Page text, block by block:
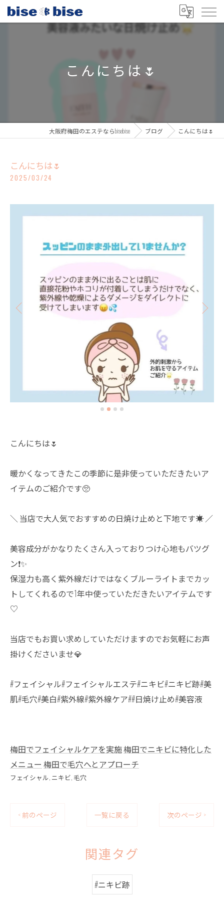
こんにちは🌷
大阪府梅田のエステならbisebise ブログ こんにちは🌷
こんにちは🌷
2025/03/24
こんにちは🌷
暖かくなってきたこの季節に是非使っていただきたいア
イテムのご紹介です🥺
＼ 当店で大人気でおすすめの日焼け止めと下地です☀️ ／
美容成分がかなりたくさん入っておりつけ心地もバツグ
ン❗️✨
保湿力も高く紫外線だけではなくブルーライトまでカッ
トしてくれるので1年中使っていただきたいアイテムです
♡
当店でもお買い求めしていただけますのでお気軽にお声
掛けくださいませ💎
#フェイシャル#フェイシャルエステ#ニキビ#ニキビ跡#美
肌#毛穴#美白#紫外線#紫外線ケア##日焼け止め#美容液
梅田でフェイシャルケアを実施梅田でニキビに特化した
メニュー 梅田で毛穴へとアプローチ
フェイシャル ニキビ 毛穴
< 前のページ 一覧に戻る 次のページ >
関連タグ
#ニキビ跡